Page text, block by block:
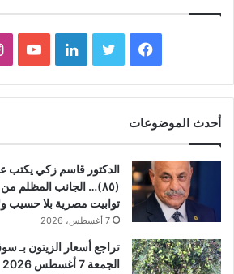
فيسبوك تويتر لينكدإن
أحدث الموضوعات
الدكتور قاسم زكي يكتب
(٨٥)… الجانب المظلم
توابيت مصرية بلا حسيب
7 أغسطس، 2026
تراجع أسعار الزيتون بـ
الجمعة 7 أغسطس 2026